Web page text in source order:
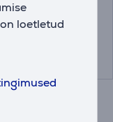
loetletud